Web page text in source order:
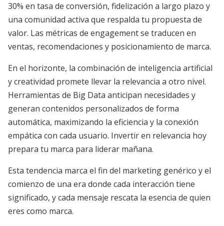
30% en tasa de conversión, fidelización a largo plazo y
una comunidad activa que respalda tu propuesta de
valor. Las métricas de engagement se traducen en
ventas, recomendaciones y posicionamiento de marca.
En el horizonte, la combinación de inteligencia artificial
y creatividad promete llevar la relevancia a otro nivel.
Herramientas de Big Data anticipan necesidades y
generan contenidos personalizados de forma
automática, maximizando la eficiencia y la conexión
empática con cada usuario. Invertir en relevancia hoy
prepara tu marca para liderar mañana.
Esta tendencia marca el fin del marketing genérico y el
comienzo de una era donde cada interacción tiene
significado, y cada mensaje rescata la esencia de quien
eres como marca.